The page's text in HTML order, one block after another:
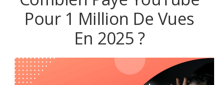
Pour 1 Million De Vues
En 2025 ?